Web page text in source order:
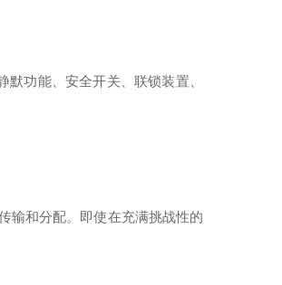
功能、安全开关、联锁装置、
输和分配。即使在充满挑战性的